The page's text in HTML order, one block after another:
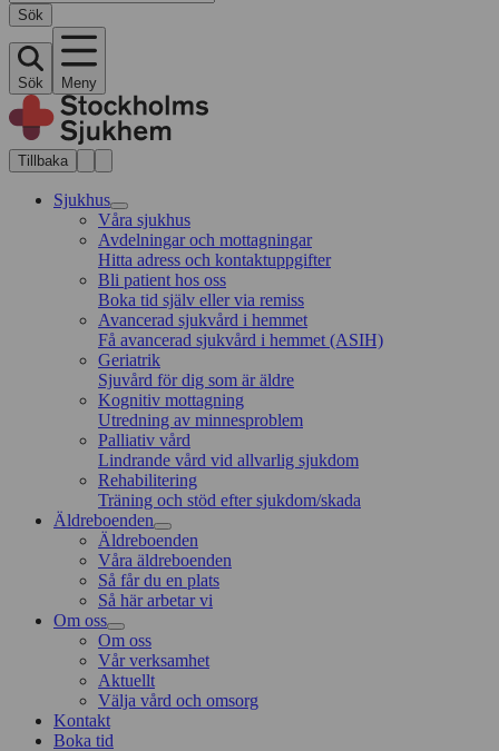
Sök
Sök Meny
Tillbaka
Sjukhus
Våra sjukhus
Avdelningar och mottagningar
Hitta adress och kontaktuppgifter
Bli patient hos oss
Boka tid själv eller via remiss
Avancerad sjukvård i hemmet
Få avancerad sjukvård i hemmet (ASIH)
Geriatrik
Sjuvård för dig som är äldre
Kognitiv mottagning
Utredning av minnesproblem
Palliativ vård
Lindrande vård vid allvarlig sjukdom
Rehabilitering
Träning och stöd efter sjukdom/skada
Äldreboenden
Äldreboenden
Våra äldreboenden
Så får du en plats
Så här arbetar vi
Om oss
Om oss
Vår verksamhet
Aktuellt
Välja vård och omsorg
Kontakt
Boka tid